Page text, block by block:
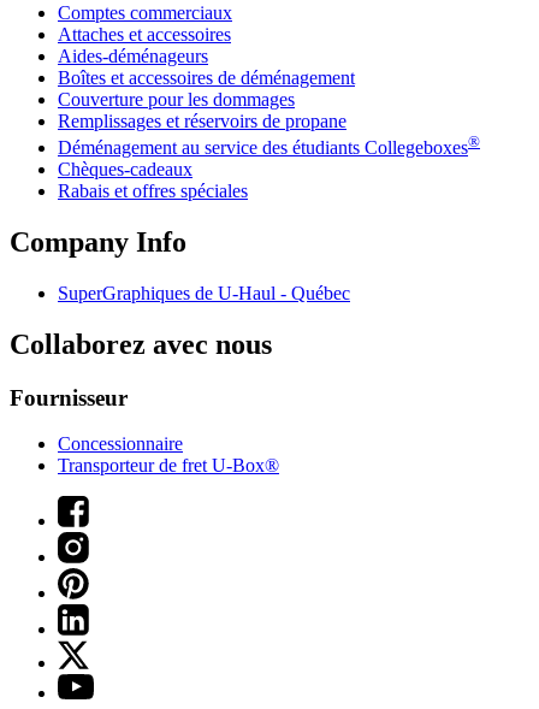
Comptes commerciaux
Attaches et accessoires
Aides-déménageurs
Boîtes et accessoires de déménagement
Couverture pour les dommages
Remplissages et réservoirs de propane
Déménagement au service des étudiants Collegeboxes®
Chèques-cadeaux
Rabais et offres spéciales
Company Info
SuperGraphiques de U-Haul - Québec
Collaborez avec nous
Fournisseur
Concessionnaire
Transporteur de fret U-Box®